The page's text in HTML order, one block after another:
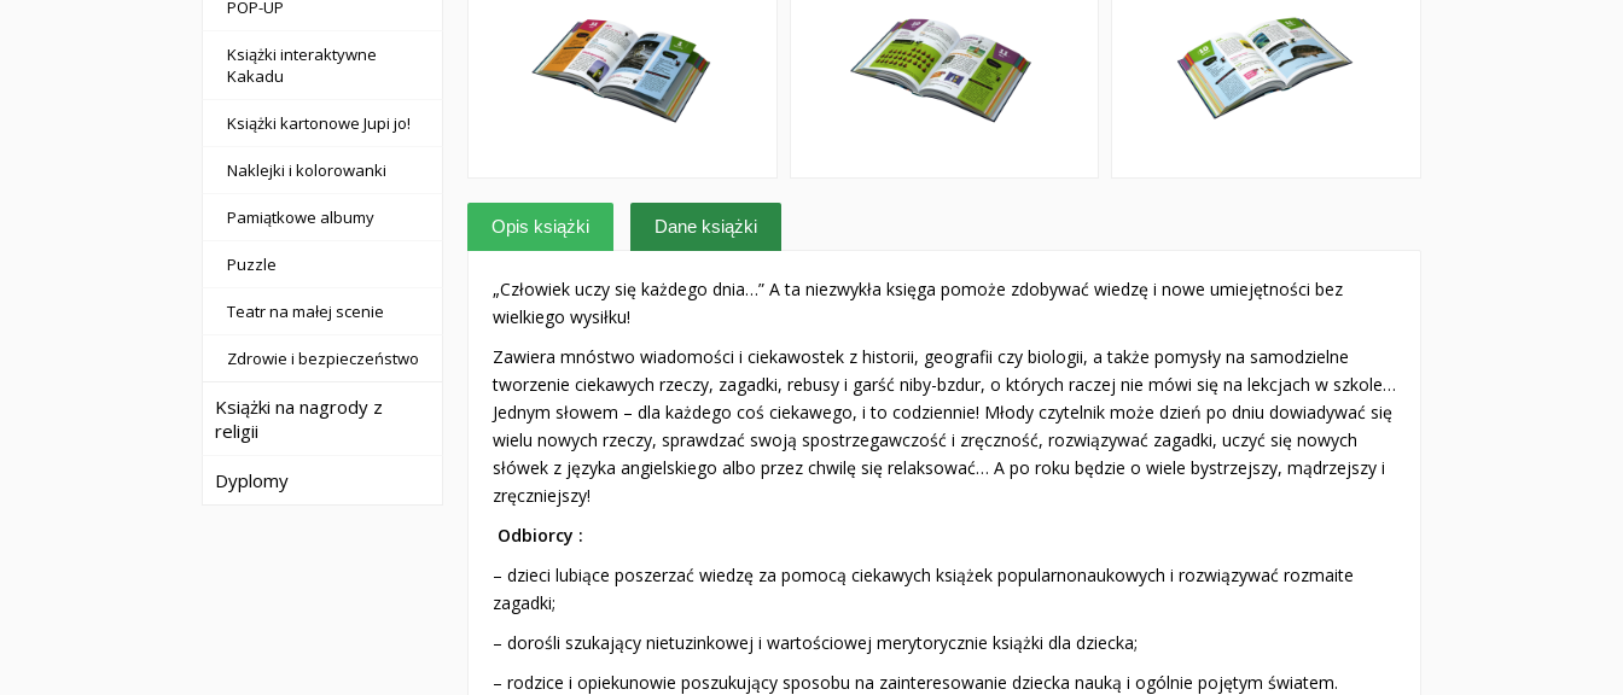
POP-UP
Książki interaktywne
Kakadu
Książki kartonowe Jupi jo!
Naklejki i kolorowanki
Pamiątkowe albumy
Puzzle
Teatr na małej scenie
Zdrowie i bezpieczeństwo
Książki na nagrody z
religii
Dyplomy
Opis książki Dane książki
„Człowiek uczy się każdego dnia…” A ta niezwykła księga pomoże zdobywać wiedzę i nowe umiejętności bez
wielkiego wysiłku!
Zawiera mnóstwo wiadomości i ciekawostek z historii, geografii czy biologii, a także pomysły na samodzielne
tworzenie ciekawych rzeczy, zagadki, rebusy i garść niby-bzdur, o których raczej nie mówi się na lekcjach w szkole…
Jednym słowem – dla każdego coś ciekawego, i to codziennie! Młody czytelnik może dzień po dniu dowiadywać się
wielu nowych rzeczy, sprawdzać swoją spostrzegawczość i zręczność, rozwiązywać zagadki, uczyć się nowych
słówek z języka angielskiego albo przez chwilę się relaksować… A po roku będzie o wiele bystrzejszy, mądrzejszy i
zręczniejszy!
Odbiorcy :
– dzieci lubiące poszerzać wiedzę za pomocą ciekawych książek popularnonaukowych i rozwiązywać rozmaite
zagadki;
– dorośli szukający nietuzinkowej i wartościowej merytorycznie książki dla dziecka;
– rodzice i opiekunowie poszukujący sposobu na zainteresowanie dziecka nauką i ogólnie pojętym światem.